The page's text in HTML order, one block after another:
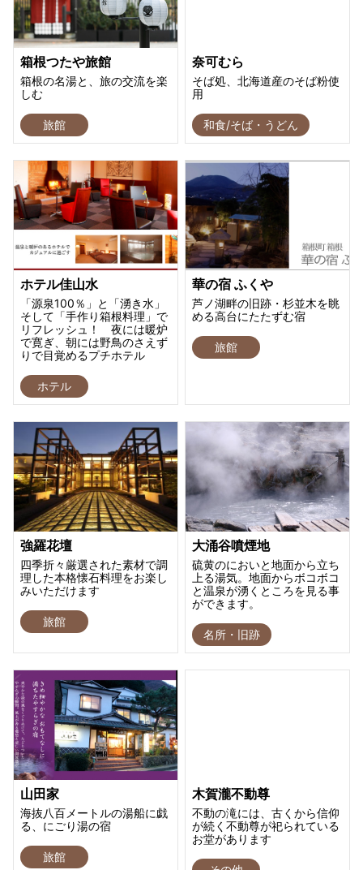
箱根つたや旅館
箱根の名湯と、旅の交流を楽
しむ
旅館
奈可むら
そば処、北海道産のそば粉使
用
和食/そば・うどん
ホテル佳山水
「源泉100％」と「湧き水」
そして「手作り箱根料理」で
リフレッシュ！ 夜には暖炉
で寛ぎ、朝には野鳥のさえず
りで目覚めるプチホテル
ホテル
華の宿 ふくや
芦ノ湖畔の旧跡・杉並木を眺
める高台にたたずむ宿
旅館
強羅花壇
四季折々厳選された素材で調
理した本格懐石料理をお楽し
みいただけます
旅館
大涌谷噴煙地
硫黄のにおいと地面から立ち
上る湯気。地面からボコボコ
と温泉が湧くところを見る事
ができます。
名所・旧跡
山田家
海抜八百メートルの湯船に戯
る、にごり湯の宿
旅館
木賀瀧不動尊
不動の滝には、古くから信仰
が続く不動尊が祀られている
お堂があります